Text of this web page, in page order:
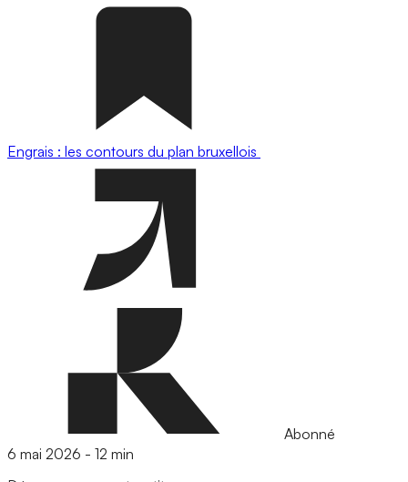
Engrais : les contours du plan bruxellois
Abonné
6 mai 2026 - 12 min